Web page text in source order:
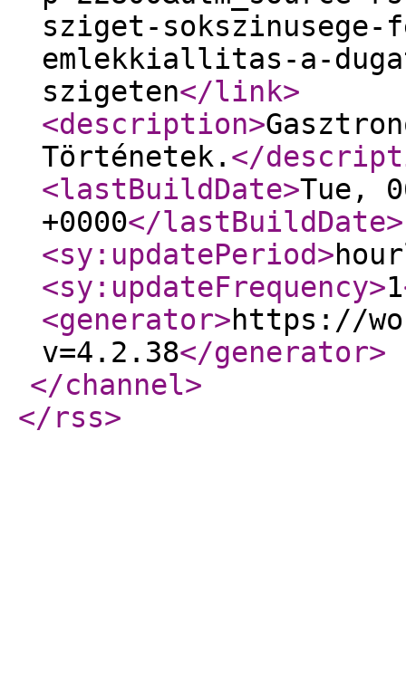
sziget-sokszinusege-
emlekkiallitas-a-
szigeten</link>
<description>
Történetek. </
<lastBuildDate>Tue,
+0000</lastBuildDate>
<sy:updatePeriod>
<sy:updateFrequency>1
<generator>https://
v=4.2.38</generator>
</channel>
</rss>